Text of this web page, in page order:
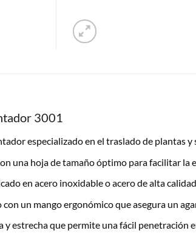
3001
especializado en el traslado de plantas
una hoja de tamaño óptimo para facilitar la
en acero inoxidable o acero de alta
un mango ergonómico que asegura un
y estrecha que permite una fácil penetración